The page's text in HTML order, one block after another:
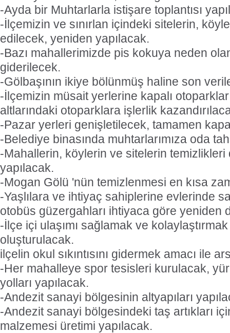
-Ayda bir Muhtarlarla istişare toplantısı
-İlçemizin ve sınırlan içindeki sitelerin,
edilecek, yeniden yapılacak.
-Bazı mahallerimizde pis kokuya neden
giderilecek.
-Gölbaşının ikiye bölünmüş haline son
-İlçemizin müsait yerlerine kapalı
altlarındaki otoparklara işlerlik
-Pazar yerleri genişletilecek, tamamen
-Belediye binasında muhtarlarımıza oda
-Mahallerin, köylerin ve sitelerin temizlikleri
yapılacak.
-Mogan Gölü 'nün temizlenmesi en kısa
-Yaşlılara ve ihtiyaç sahiplerine evlerinde
otobüs güzergahları ihtiyaca göre yeniden
-İlçe içi ulaşımı sağlamak ve
oluşturulacak.
ilçelin okul sıkıntısını gidermek amacı ile
-Her mahalleye spor tesisleri kurulacak,
yolları yapılacak.
-Andezit sanayi bölgesinin altyapıları
-Andezit sanayi bölgesindeki taş artıkları
malzemesi üretimi yapılacak.